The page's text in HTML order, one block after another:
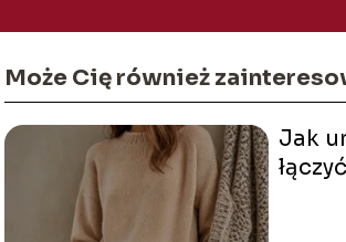
Może Cię również
Jak